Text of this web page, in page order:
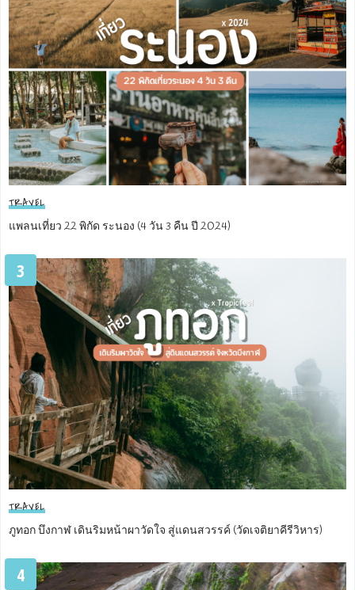
TRAVEL
แพลนเที่ยว 22 พิกัด ระนอง (4 วัน 3 คืน ปี 2024)
3
TRAVEL
ภูทอก บึงกาฬ เดินริมหน้าผาวัดใจ สู่แดนสวรรค์ (วัดเจติยาคีรีวิหาร)
4